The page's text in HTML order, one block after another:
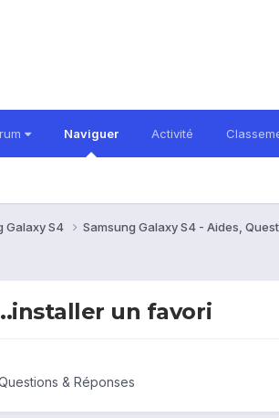
Naviguer Activité
Galaxy S4 Samsung Galaxy S4 - Aides,
un favori
& Réponses